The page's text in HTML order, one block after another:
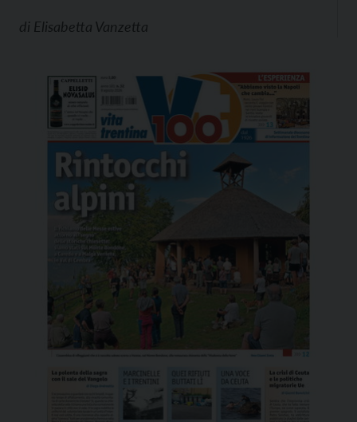
di Elisabetta Vanzetta